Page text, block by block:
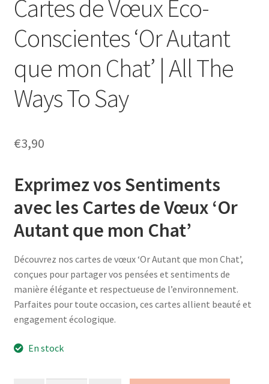
Cartes de Vœux Éco-
Conscientes ‘Or Autant
que mon Chat’ | All The
Ways To Say
€3,90
Exprimez vos Sentiments
avec les Cartes de Vœux ‘Or
Autant que mon Chat’
Découvrez nos cartes de vœux ‘Or Autant que mon Chat’,
conçues pour partager vos pensées et sentiments de
manière élégante et respectueuse de l’environnement.
Parfaites pour toute occasion, ces cartes allient beauté et
engagement écologique.
En stock